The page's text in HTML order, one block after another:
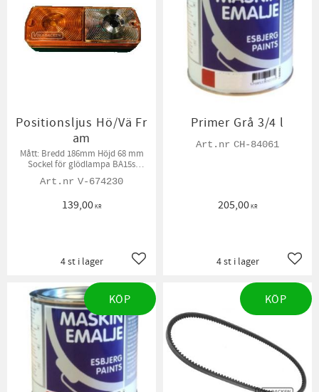
Positionsljus Hö/Vä Fr
am
​Mått: Bredd 186mm Höjd 68 mm
Sockel för glödlampa BA15s
V-674230
139,00KR
Lägg till i favoriter
4 st i lager
Primer Grå 3/4 l
CH-84061
205,00KR
4 st i lager
KÖP KÖP